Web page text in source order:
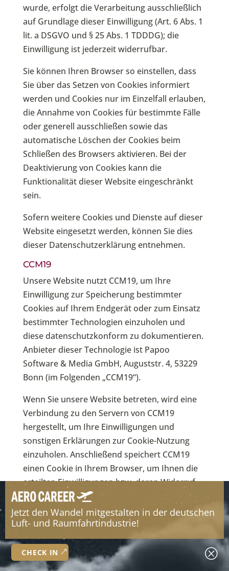
Jetzt den Wandel mitgestalten in der deutschen
Luft- und Raumfahrtindustrie!
CHECK IN Q
wurde, erfolgt die Verarbeitung ausschließlich
auf Grundlage dieser Einwilligung (Art. 6 Abs. 1
lit. a DSGVO und § 25 Abs. 1 TDDDG); die
Einwilligung ist jederzeit widerrufbar.
Sie können Ihren Browser so einstellen, dass
Sie über das Setzen von Cookies informiert
werden und Cookies nur im Einzelfall erlauben,
die Annahme von Cookies für bestimmte Fälle
oder generell ausschließen sowie das
automatische Löschen der Cookies beim
Schließen des Browsers aktivieren. Bei der
Deaktivierung von Cookies kann die
Funktionalität dieser Website eingeschränkt
sein.
Sofern weitere Cookies und Dienste auf dieser
Website eingesetzt werden, können Sie dies
dieser Datenschutzerklärung entnehmen.
CCM19
Unsere Website nutzt CCM19, um Ihre
Einwilligung zur Speicherung bestimmter
Cookies auf Ihrem Endgerät oder zum Einsatz
bestimmter Technologien einzuholen und
diese datenschutzkonform zu dokumentieren.
Anbieter dieser Technologie ist Papoo
Software & Media GmbH, Auguststr. 4, 53229
Bonn (im Folgenden „CCM19“).
Wenn Sie unsere Website betreten, wird eine
Verbindung zu den Servern von CCM19
hergestellt, um Ihre Einwilligungen und
sonstigen Erklärungen zur Cookie-Nutzung
einzuholen. Anschließend speichert CCM19
einen Cookie in Ihrem Browser, um Ihnen die
erteilten Einwilligungen bzw. deren Widerruf
zuordnen zu können. Die so erfassten Daten
werden gespeichert, bis Sie uns zur Löschung
auffordern, den CCM19-Cookie selbst löschen
oder der Zweck für die Datenspeicherung
entfällt. Zwingende gesetzliche
Aufbewahrungspflichten bleiben unberührt.